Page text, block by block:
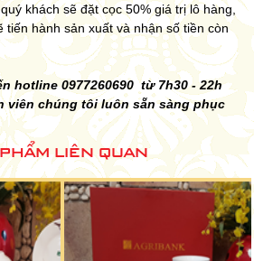
khách sẽ đặt cọc 50% giá trị lô hàng,
tiến hành sản xuất và nhận số tiền còn
hotline 0977260690 từ 7h30 - 22h
viên chúng tôi luôn sẵn sàng phục
liên quan